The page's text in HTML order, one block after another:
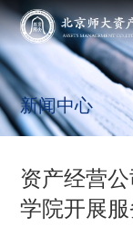
新闻中心
资产经营
学院开展